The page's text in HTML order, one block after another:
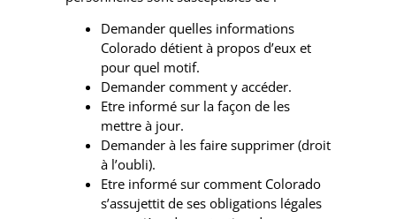
Demander quelles informations
Colorado détient à propos d’eux et
pour quel motif.
Demander comment y accéder.
Etre informé sur la façon de les
mettre à jour.
Demander à les faire supprimer (droit
à l’oubli).
Etre informé sur comment Colorado
s’assujettit de ses obligations légales